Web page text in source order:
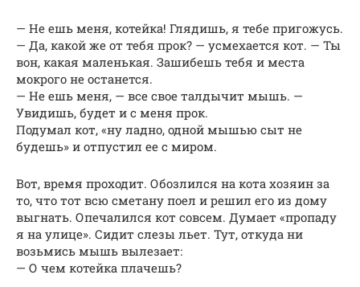
— Не ешь меня, котейка! Глядишь, я тебе пригожусь.
— Да, какой же от тебя прок? — усмехается кот. — Ты
вон, какая маленькая. Зашибешь тебя и места
мокрого не останется.
— Не ешь меня, — все свое талдычит мышь. —
Увидишь, будет и с меня прок.
Подумал кот, «ну ладно, одной мышью сыт не
будешь» и отпустил ее с миром.
Вот, время проходит. Обозлился на кота хозяин за
то, что тот всю сметану поел и решил его из дому
выгнать. Опечалился кот совсем. Думает «пропаду
я на улице». Сидит слезы льет. Тут, откуда ни
возьмись мышь вылезает:
— О чем котейка плачешь?